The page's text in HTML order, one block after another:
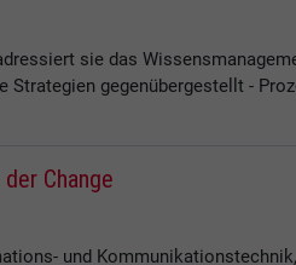
sie das
Strategien gegenübergestellt -
Change
und